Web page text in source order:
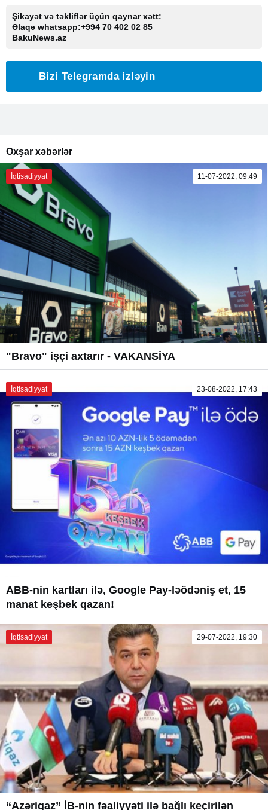
Şikayət və təkliflər üçün qaynar xətt:
Əlaqə whatsapp:+994 70 402 02 85
BakuNews.az
Bizi Telegramda izləyin
Oxşar xəbərlər
İqtisadiyyat 11-07-2022, 09:49
"Bravo" işçi axtarır - VAKANSİYA
İqtisadiyyat 23-08-2022, 17:43
ABB-nin kartları ilə, Google Pay-ləödəniş et, 15
manat keşbek qazan!
İqtisadiyyat 29-07-2022, 19:30
“Azəriqaz” İB-nin fəaliyyəti ilə bağlı keçirilən